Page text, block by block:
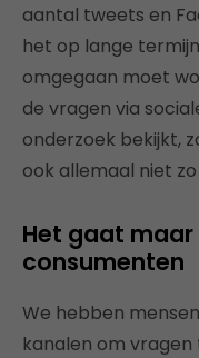
aantal tweets en
het op lange
omgegaan moet
de vragen via
onderzoek bekijkt,
ook allemaal niet
Het gaat maar
consumenten
We hebben
kanalen om vragen